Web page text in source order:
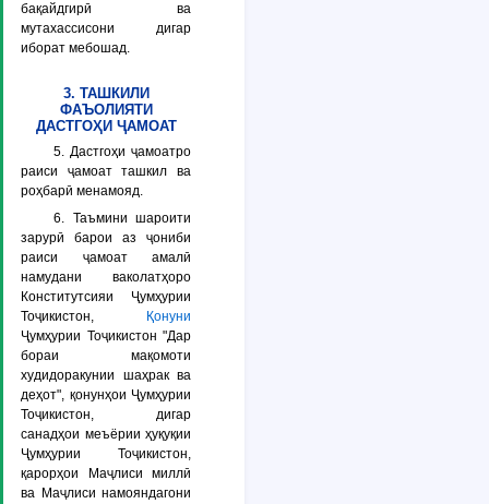
бақайдгирӣ ва
мутахассисони дигар
иборат мебошад.
3. ТАШКИЛИ
ФАЪОЛИЯТИ
ДАСТГОҲИ ҶАМОАТ
5. Дастгоҳи ҷамоатро
раиси ҷамоат ташкил ва
роҳбарӣ менамояд.
6. Таъмини шароити
зарурӣ барои аз ҷониби
раиси ҷамоат амалӣ
намудани ваколатҳоро
Конститутсияи Ҷумҳурии
Тоҷикистон,
Қонуни
Ҷумҳурии Тоҷикистон "Дар
бораи мақомоти
худидоракунии шаҳрак ва
деҳот", қонунҳои Ҷумҳурии
Тоҷикистон, дигар
санадҳои меъёрии ҳуқуқии
Ҷумҳурии Тоҷикистон,
қарорҳои Маҷлиси миллӣ
ва Маҷлиси намояндагони